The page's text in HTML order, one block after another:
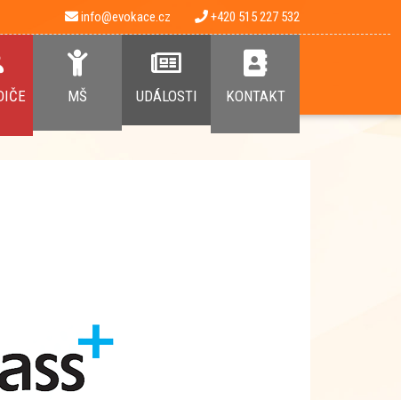
info@evokace.cz +420 515 227 532
MŠ UDÁLOSTI KONTAKT